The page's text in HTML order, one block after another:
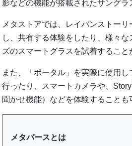
影などの機能が搭載されたサングラ
メタストアでは、レイバンストー
し、共有する体験をしたり、様々
ズのスマートグラスを試着すること
また、「ポータル」を実際に使用
行ったり、スマートカメラや、
聞かせ機能）などを体験することも
メタバースとは